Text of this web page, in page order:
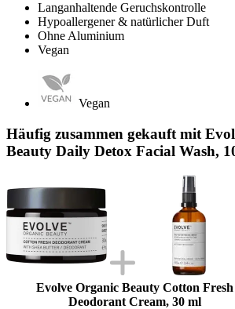
Langanhaltende Geruchskontrolle
Hypoallergener & natürlicher Duft
Ohne Aluminium
Vegan
Vegan
Häufig zusammen gekauft mit
Beauty Daily Detox Facial Wash,
Evolve Organic Beauty Cotton Fresh
Deodorant Cream, 30 ml